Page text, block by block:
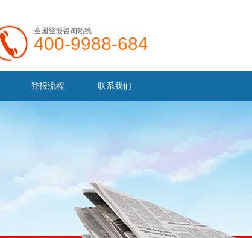
全国登报咨询热线
400-9988-684
登报流程 联系我们